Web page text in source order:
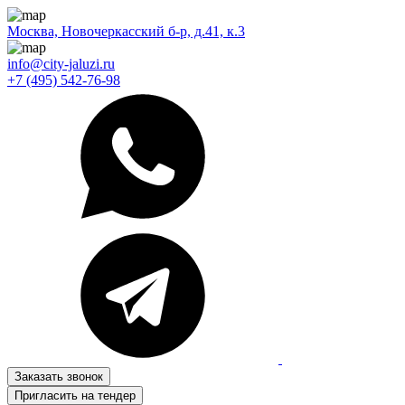
Москва, Новочеркасский б-р, д.41, к.3
info@city-jaluzi.ru
+7 (495) 542-76-98
Заказать звонок
Пригласить на тендер